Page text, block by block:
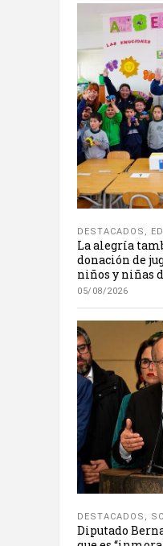
DESTACADOS ,
La alegría
donación de
niños y niñas
05/08/2026
DESTACADOS ,
Diputado